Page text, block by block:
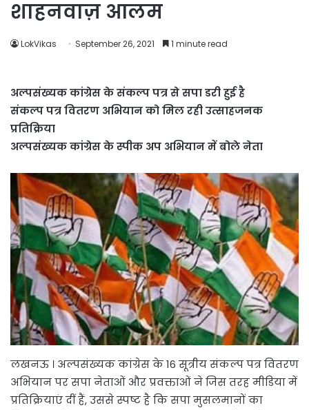
शाहनवाज़ आलम
LokVikas September 26, 2021 1 minute read
अल्पसंख्यक कांग्रेस के संकल्प पत्र से सपा डरी हुई है
संकल्प पत्र वितरण अभियान को मिल रही उत्साहजनक
प्रतिक्रिया
अल्पसंख्यक कांग्रेस के स्पीक अप अभियान में बोले नेता
लखनऊ । अल्पसंख्यक कांग्रेस के 16 सूत्रीय संकल्प पत्र वितरण
अभियान पर सपा नेताओं और प्रवक्ताओं ने जिस तरह मीडिया में
प्रतिक्रियाएं दीं हैं, उससे स्पष्ट है कि सपा मुसलमानों का